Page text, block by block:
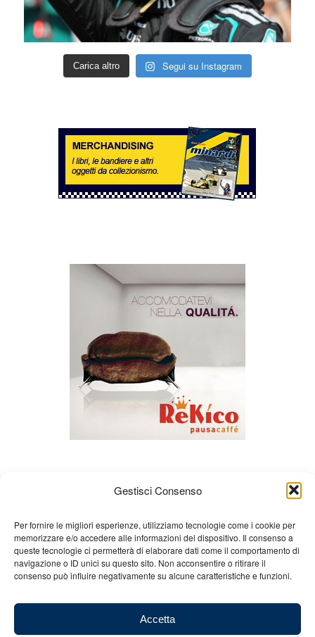
Gestisci Consenso
Per fornire le migliori esperienze, utilizziamo tecnologie come i cookie per
memorizzare e/o accedere alle informazioni del dispositivo. Il consenso a
queste tecnologie ci permetterà di elaborare dati come il comportamento di
navigazione o ID unici su questo sito. Non acconsentire o ritirare il
consenso può influire negativamente su alcune caratteristiche e funzioni.
Accetta
Carica altro Segui su Instagram
Chi siamo Gian Carlo Minardi
Gear
Merchandising
Partners Contatti